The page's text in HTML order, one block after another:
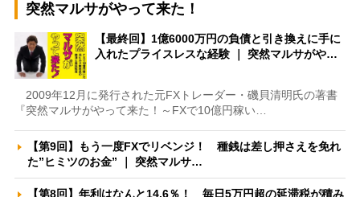
突然マルサがやって来た！
【最終回】1億6000万円の負債と引き換えに手に
入れたプライスレスな経験 ｜ 突然マルサがや…
2009年12月に発行された元FXトレーダー・磯貝清明氏の著書
『突然マルサがやって来た！～FXで10億円稼い…
【第9回】もう一度FXでリベンジ！ 種銭は差し押さえを免れ
た”ヒミツのお金” ｜ 突然マルサ…
【第8回】年利はなんと14.6％！ 毎日5万円超の延滞税が積み